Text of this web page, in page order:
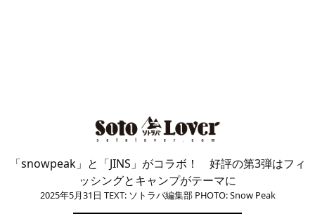
「snowpeak」と「JINS」がコラボ！ 好評の第3弾はフィ
ッシングとキャンプがテーマに
2025年5月31日 TEXT: ソトラバ編集部 PHOTO: Snow Peak